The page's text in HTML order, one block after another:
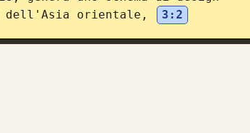
dell'Asia orientale,
3:2